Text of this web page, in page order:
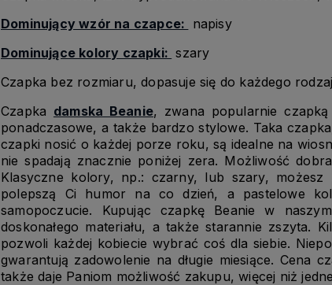
Dominujący wzór na czapce: napisy
Dominujące kolory czapki: szary
Czapka bez rozmiaru, dopasuje się do każdego
Czapka damska Beanie, zwana popularnie
ponadczasowe, a także bardzo stylowe. Taka
czapki nosić o każdej porze roku, są idealne na
nie spadają znacznie poniżej zera. Możliwość
Klasyczne kolory, np.: czarny, lub szary,
polepszą Ci humor na co dzień, a pastelowe
samopoczucie. Kupując czapkę Beanie w
doskonałego materiału, a także starannie zszyta.
pozwoli każdej kobiecie wybrać coś dla siebie.
gwarantują zadowolenie na długie miesiące. Cena
także daje Paniom możliwość zakupu, więcej niż